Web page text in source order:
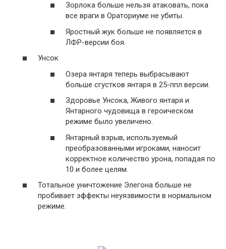
Зорлока больше нельзя атаковать, пока
все враги в Ораториуме не убиты.
Яростный жук больше не появляется в
ЛФР-версии боя.
Унсок
Озера янтаря теперь выбрасывают
больше сгустков янтаря в 25-ппл версии.
Здоровье Унсока, Живого янтаря и
Янтарного чудовища в героическом
режиме было увеличено.
Янтарный взрыв, используемый
преобразованными игроками, наносит
корректное количество урона, попадая по
10 и более целям.
Тотальное уничтожение Элегона больше не
пробивает эффекты неуязвимости в нормальном
режиме.